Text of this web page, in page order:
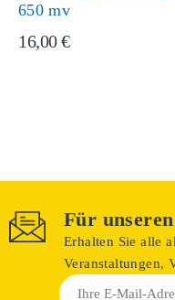
650 mv
16,00 €
Für
Erhalten Sie alle
Veranstaltungen,